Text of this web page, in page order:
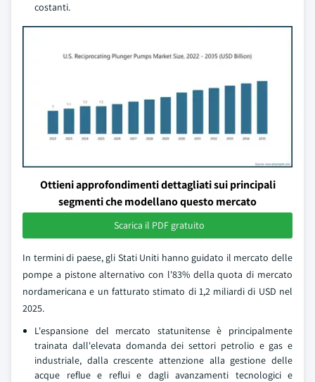
costanti.
Ottieni approfondimenti dettagliati sui principali
segmenti che modellano questo mercato
Scarica il PDF gratuito
In termini di paese, gli Stati Uniti hanno guidato il mercato delle
pompe a pistone alternativo con l'83% della quota di mercato
nordamericana e un fatturato stimato di 1,2 miliardi di USD nel
2025.
L'espansione del mercato statunitense è principalmente
trainata dall'elevata domanda dei settori petrolio e gas e
industriale, dalla crescente attenzione alla gestione delle
acque reflue e reflui e dagli avanzamenti tecnologici e